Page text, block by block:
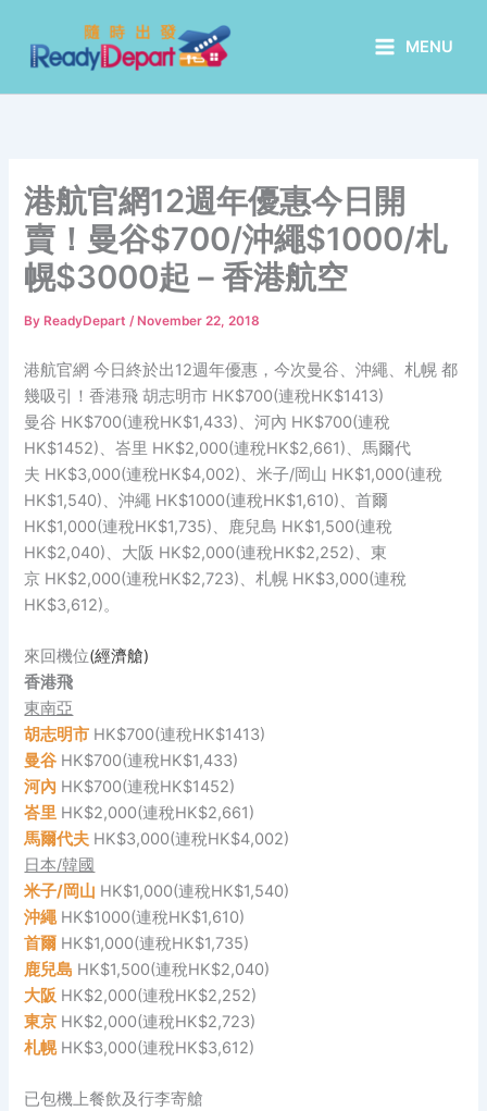
content
MENU
港航官網12週年優惠今日開
賣！曼谷$700/沖繩$1000/札
幌$3000起 – 香港航空
By ReadyDepart/ November 22, 2018
港航官網 今日終於出12週年優惠，今次曼谷、沖繩、札幌 都
幾吸引！香港飛 胡志明市 HK$700(連稅HK$1413)
曼谷 HK$700(連稅HK$1,433)、河內 HK$700(連稅
HK$1452)、峇里 HK$2,000(連稅HK$2,661)、馬爾代
夫 HK$3,000(連稅HK$4,002)、米子/岡山 HK$1,000(連稅
HK$1,540)、沖繩 HK$1000(連稅HK$1,610)、首爾
HK$1,000(連稅HK$1,735)、鹿兒島 HK$1,500(連稅
HK$2,040)、大阪 HK$2,000(連稅HK$2,252)、東
京 HK$2,000(連稅HK$2,723)、札幌 HK$3,000(連稅
HK$3,612)。
來回機位(經濟艙)
香港飛
東南亞
胡志明市 HK$700(連稅HK$1413)
曼谷 HK$700(連稅HK$1,433)
河內 HK$700(連稅HK$1452)
峇里 HK$2,000(連稅HK$2,661)
馬爾代夫 HK$3,000(連稅HK$4,002)
日本/韓國
米子/岡山 HK$1,000(連稅HK$1,540)
沖繩HK$1000(連稅HK$1,610)
首爾 HK$1,000(連稅HK$1,735)
鹿兒島 HK$1,500(連稅HK$2,040)
大阪 HK$2,000(連稅HK$2,252)
東京 HK$2,000(連稅HK$2,723)
札幌HK$3,000(連稅HK$3,612)
已包機上餐飲及行李寄艙